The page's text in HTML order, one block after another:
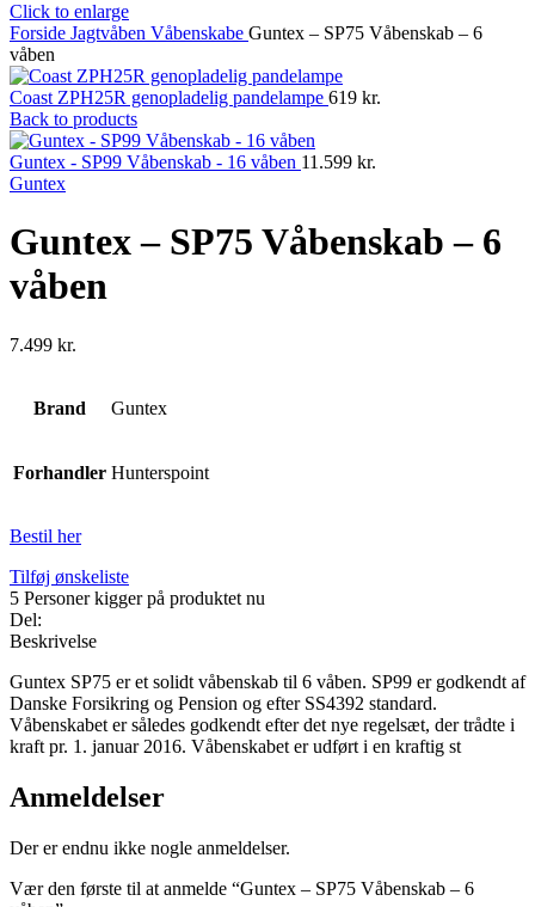
Click to enlarge
Forside Jagtvåben Våbenskabe Guntex – SP75 Våbenskab – 6
våben
Coast ZPH25R genopladelig pandelampe 619 kr.
Back to products
Guntex - SP99 Våbenskab - 16 våben 11.599 kr.
Guntex
Guntex – SP75 Våbenskab – 6
våben
7.499 kr.
Brand Guntex
Forhandler Hunterspoint
Bestil her
Tilføj ønskeliste
5 Personer kigger på produktet nu
Del:
Beskrivelse
Guntex SP75 er et solidt våbenskab til 6 våben. SP99 er godkendt af
Danske Forsikring og Pension og efter SS4392 standard.
Våbenskabet er således godkendt efter det nye regelsæt, der trådte i
kraft pr. 1. januar 2016. Våbenskabet er udført i en kraftig st
Anmeldelser
Der er endnu ikke nogle anmeldelser.
Vær den første til at anmelde “Guntex – SP75 Våbenskab – 6